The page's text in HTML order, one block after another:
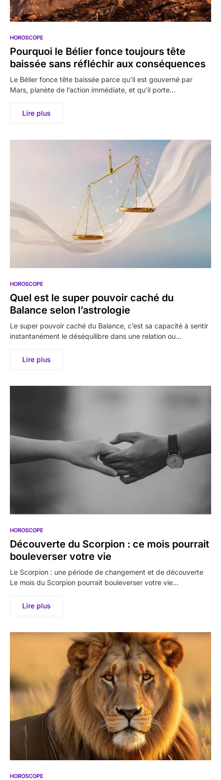
HOROSCOPE
Pourquoi le Bélier fonce toujours tête
baissée sans réfléchir aux conséquences
Le Bélier fonce tête baissée parce qu’il est gouverné par
Mars, planète de l’action immédiate, et qu’il porte…
Lire plus
HOROSCOPE
Quel est le super pouvoir caché du
Balance selon l’astrologie
Le super pouvoir caché du Balance, c’est sa capacité à sentir
instantanément le déséquilibre dans une relation ou…
Lire plus
HOROSCOPE
Découverte du Scorpion : ce mois pourrait
bouleverser votre vie
Le Scorpion : une période de changement et de découverte
Le mois du Scorpion pourrait bouleverser votre vie…
Lire plus
HOROSCOPE